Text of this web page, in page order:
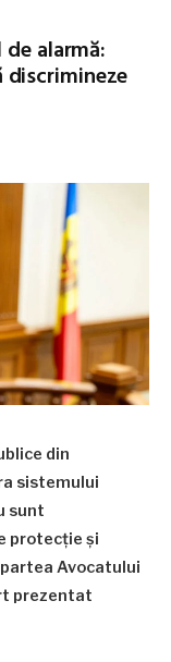
alarmă:
discrimineze
din
sistemului
sunt
protecție și
Avocatului
prezentat